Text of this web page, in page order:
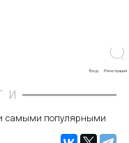
Вход Регистрация
самыми популярными